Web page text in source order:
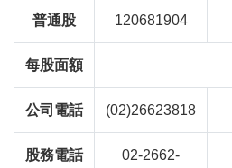
普通股 120681904
每股面額
公司電話 (02)26623818
股務電話
02-2662-